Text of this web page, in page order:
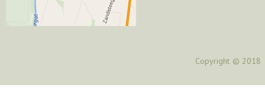
Copyright © 2018